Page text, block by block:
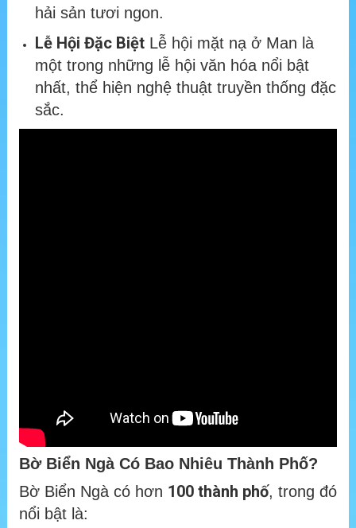
hải sản tươi ngon.
Lễ Hội Đặc Biệt Lễ hội mặt nạ ở Man là
một trong những lễ hội văn hóa nổi bật
nhất, thể hiện nghệ thuật truyền thống đặc
sắc.
Bờ Biển Ngà Có Bao Nhiêu Thành Phố?
Bờ Biển Ngà có hơn 100 thành phố, trong đó
nổi bật là: